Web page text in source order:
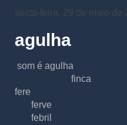
sexta-feira, 29 de maio de
agulha
som é agulha
finca
fere
ferve
febril